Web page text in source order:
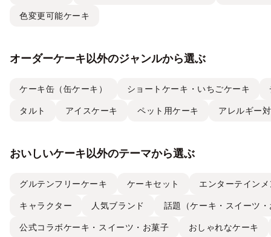
色変更可能ケーキ
オーダーケーキ以外のジャンルから選ぶ
ケーキ缶（缶ケーキ） ショートケーキ・いちごケーキ
タルト アイスケーキ ペット用ケーキ アレルギー
おいしいケーキ以外のテーマから選ぶ
グルテンフリーケーキ ケーキセット エンターテイン
キャラクター 人気ブランド 話題（ケーキ・スイーツ
公式コラボケーキ・スイーツ・お菓子 おしゃれなケーキ